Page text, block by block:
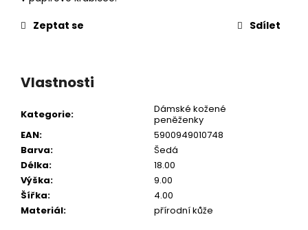
Zeptat se
Sdílet
Vlastnosti
Kategorie:
Dámské kožené
peněženky
EAN:
5900949010748
Barva:
Šedá
Délka:
18.00
Výška:
9.00
Šířka:
4.00
Materiál: přírodní kůže